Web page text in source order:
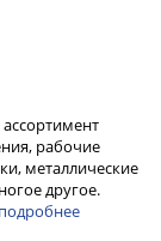
рабочие
металлические
другое.
подробнее